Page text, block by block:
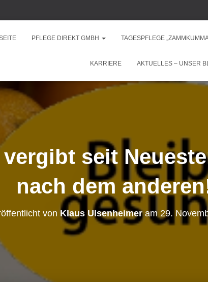
PFLEGE DIREKT GMBH TAGESPFLEGE
KARRIERE AKTUELLES – UNSER
seit
nach dem
von Klaus Ulsenheimeram 29.